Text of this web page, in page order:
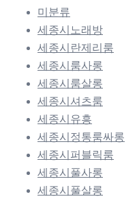
미분류
세종시노래방
세종시란제리룸
세종시룸사롱
세종시룸살롱
세종시셔츠룸
세종시유흥
세종시정통룸싸롱
세종시퍼블릭룸
세종시풀사롱
세종시풀살롱